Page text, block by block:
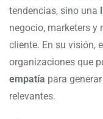
tendencias, sino una
negocio, marketers y
cliente. En su visión,
organizaciones que
empatía para
relevantes.